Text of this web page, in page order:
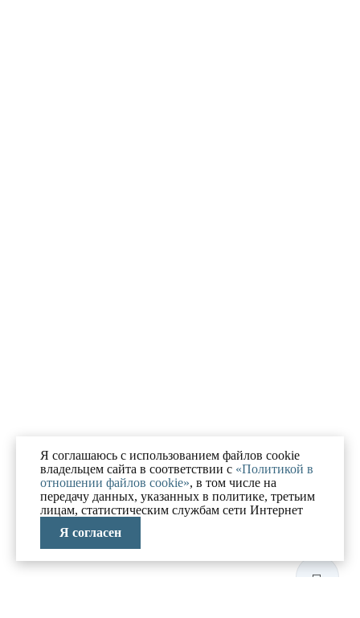
Я соглашаюсь с использованием файлов cookie
владельцем сайта в соответствии с «Политикой в
отношении файлов cookie», в том числе на
передачу данных, указанных в политике, третьим
лицам, статистическим службам сети Интернет
Я согласен